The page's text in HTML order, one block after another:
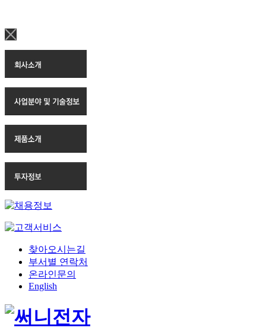
찾아오시는길
부서별 연락처
온라인문의
English